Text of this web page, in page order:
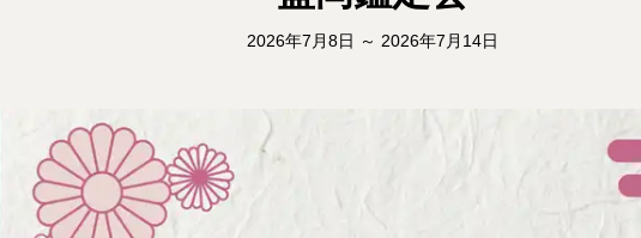
2026年7月8日 ～ 2026年7月14日